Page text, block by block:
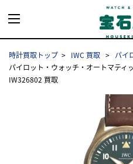
時計買取トップ IWC 買取
パイ
パイロット・ウォッチ・オートマティ
IW326802 買取